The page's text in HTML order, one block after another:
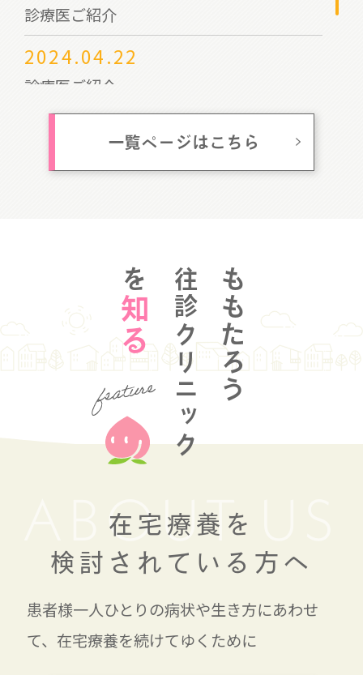
診療医ご紹介
2024.04.22
診療医ご紹介
岡山市民と医師会の集いご案内
一覧ページはこちら
ももたろう
往診クリニック
を
知る
ABOUT US
在宅療養を
検討されている方へ
患者様一人ひとりの病状や生き方にあわせ
て、 在宅療養を続けてゆくために